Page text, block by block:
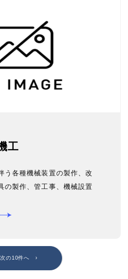
工
う各種機械装置の製作、改
の製作、管工事、機械設置
›